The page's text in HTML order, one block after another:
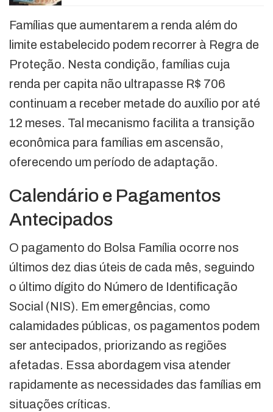
Famílias que aumentarem a renda além do
limite estabelecido podem recorrer à Regra de
Proteção. Nesta condição, famílias cuja
renda per capita não ultrapasse R$ 706
continuam a receber metade do auxílio por até
12 meses. Tal mecanismo facilita a transição
econômica para famílias em ascensão,
oferecendo um período de adaptação.
Calendário e Pagamentos
Antecipados
O pagamento do Bolsa Família ocorre nos
últimos dez dias úteis de cada mês, seguindo
o último dígito do Número de Identificação
Social (NIS). Em emergências, como
calamidades públicas, os pagamentos podem
ser antecipados, priorizando as regiões
afetadas. Essa abordagem visa atender
rapidamente as necessidades das famílias em
situações críticas.